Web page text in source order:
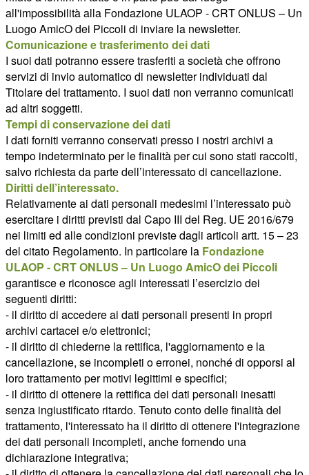
all'impossibilità alla Fondazione ULAOP - CRT ONLUS – Un
Luogo AmicO dei Piccoli di inviare la newsletter.
Comunicazione e trasferimento dei dati
I suoi dati potranno essere trasferiti a società che offrono
servizi di invio automatico di newsletter individuati dal
Titolare del trattamento. I suoi dati non verranno comunicati
ad altri soggetti.
Tempi di conservazione dei dati
I dati forniti verranno conservati presso i nostri archivi a
tempo indeterminato per le finalità per cui sono stati raccolti,
salvo richiesta da parte dell’interessato di cancellazione.
Diritti dell’interessato.
Relativamente ai dati personali medesimi l’interessato può
esercitare i diritti previsti dal Capo III del Reg. UE 2016/679
nei limiti ed alle condizioni previste dagli articoli artt. 15 – 23
del citato Regolamento. In particolare la Fondazione
ULAOP - CRT ONLUS – Un Luogo AmicO dei Piccoli
garantisce e riconosce agli interessati l’esercizio dei
seguenti diritti:
- il diritto di accedere ai dati personali presenti in propri
archivi cartacei e/o elettronici;
- il diritto di chiederne la rettifica, l'aggiornamento e la
cancellazione, se incompleti o erronei, nonché di opporsi al
loro trattamento per motivi legittimi e specifici;
- il diritto di ottenere la rettifica dei dati personali inesatti
senza ingiustificato ritardo. Tenuto conto delle finalità del
trattamento, l'interessato ha il diritto di ottenere l'integrazione
dei dati personali incompleti, anche fornendo una
dichiarazione integrativa;